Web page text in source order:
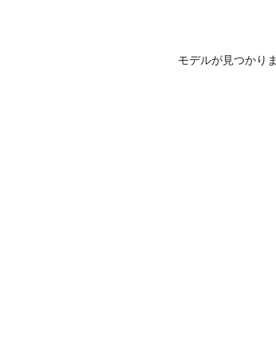
モデルが見つかり